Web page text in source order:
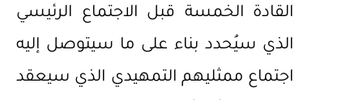
القادة الخمسة قبل الاجتماع الرئيسي
الذي سيُحدد بناء على ما سيتوصل إليه
اجتماع ممثليهم التمهيدي الذي سيعقد